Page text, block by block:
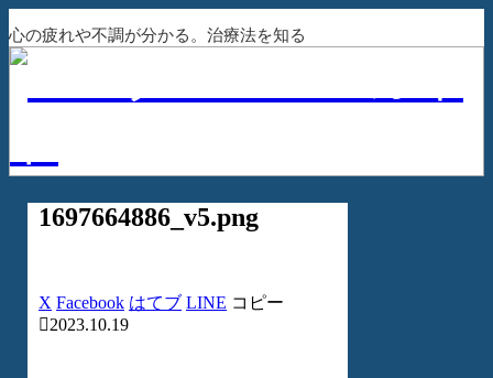
心の疲れや不調が分かる。治療法を知る
1697664886_v5.png
X Facebook はてブ LINE コピー
2023.10.19